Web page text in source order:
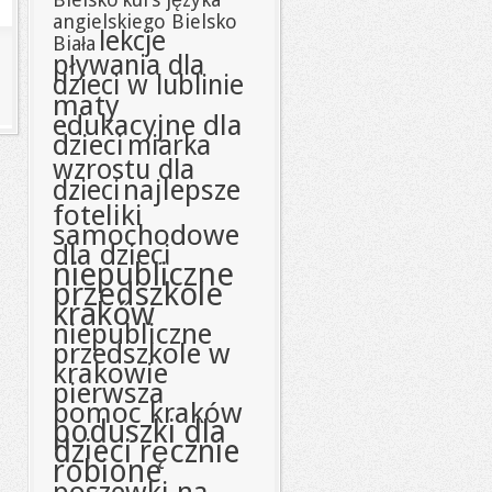
angielskiego Bielsko
Biała lekcje
pływania dla
dzieci w lublinie
maty
edukacyjne dla
dziecimiarka
wzrostu dla
dzieci najlepsze
foteliki
samochodowe
dla dzieci
niepubliczne
przedszkole
kraków
niepubliczne
przedszkole w
krakowie
pierwsza
pomoc kraków
poduszki dla
dzieci ręcznie
robione